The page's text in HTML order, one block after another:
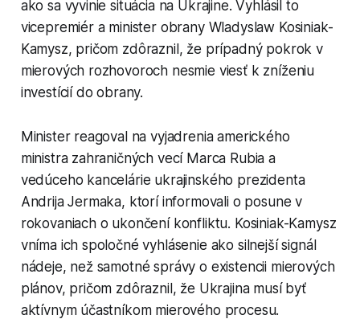
ako sa vyvinie situácia na Ukrajine. Vyhlásil to
vicepremiér a minister obrany Wladyslaw Kosiniak-
Kamysz, pričom zdôraznil, že prípadný pokrok v
mierových rozhovoroch nesmie viesť k zníženiu
investícií do obrany.
Minister reagoval na vyjadrenia amerického
ministra zahraničných vecí Marca Rubia a
vedúceho kancelárie ukrajinského prezidenta
Andrija Jermaka, ktorí informovali o posune v
rokovaniach o ukončení konfliktu. Kosiniak-Kamysz
vníma ich spoločné vyhlásenie ako silnejší signál
nádeje, než samotné správy o existencii mierových
plánov, pričom zdôraznil, že Ukrajina musí byť
aktívnym účastníkom mierového procesu.